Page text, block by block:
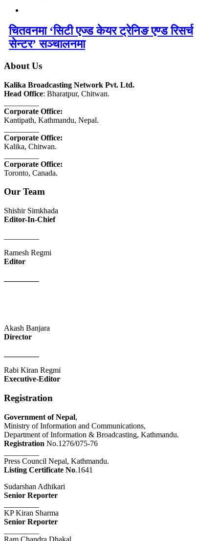
चितवनमा ‘सिटी एज्ड केयर ट्रेनिङ एण्ड रिसर्च
सेन्टर’ सञ्चालनमा
About Us
Kalika Broadcasting Network Pvt. Ltd.
Head Office: Bharatpur, Chitwan.
Corporate Office:
Kantipath, Kathmandu, Nepal.
Corporate Office:
Kalika, Chitwan.
Corporate Office:
Toronto, Canada.
Our Team
Shishir Simkhada
Editor-In-Chief
Ramesh Regmi
Editor
Akash Banjara
Director
Rabi Kiran Regmi
Executive-Editor
Registration
Government of Nepal,
Ministry of Information and Communications,
Department of Information & Broadcasting, Kathmandu.
Registration No.1276/075-76
Press Council Nepal, Kathmandu.
Listing Certificate No.1641
Sudarshan Adhikari
Senior Reporter
KP Kiran Sharma
Senior Reporter
Ram Chandra Dhakal